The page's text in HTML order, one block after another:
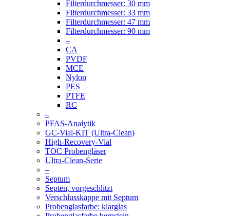
Filterdurchmesser: 30 mm
Filterdurchmesser: 33 mm
Filterdurchmesser: 47 mm
Filterdurchmesser: 90 mm
–
CA
PVDF
MCE
Nylon
PES
PTFE
RC
–
PFAS-Analytik
GC-Vial-KIT (Ultra-Clean)
High-Recovery-Vial
TOC Probengläser
Ultra-Clean-Serie
–
Septum
Septen, vorgeschlitzt
Verschlusskappe mit Septum
Probenglasfarbe: klarglas